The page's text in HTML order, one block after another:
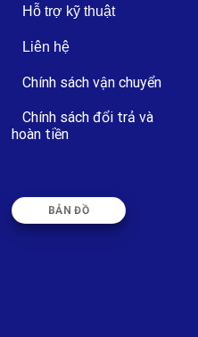
Hỗ trợ kỹ thuật
Liên hệ
Chính sách vận chuyển
Chính sách đổi trả và
hoàn tiền
BẢN ĐỒ